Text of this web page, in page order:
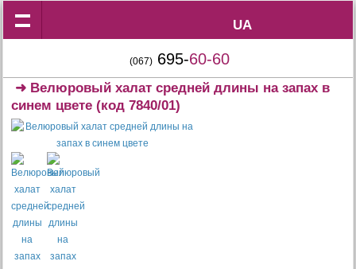
UA
UA
(067) 695-60-60
➜ Велюровый халат средней длины на запах в
синем цвете (код 7840/01)